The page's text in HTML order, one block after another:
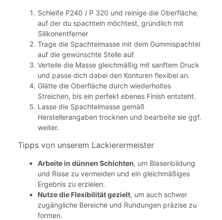
Schleife P240 / P 320 und reinige die Oberfläche,
auf der du spachteln möchtest, gründlich mit
Silikonentferner
Trage die Spachtelmasse mit dem Gummispachtel
auf die gewünschte Stelle auf.
Verteile die Masse gleichmäßig mit sanftem Druck
und passe dich dabei den Konturen flexibel an.
Glätte die Oberfläche durch wiederholtes
Streichen, bis ein perfekt ebenes Finish entsteht.
Lasse die Spachtelmasse gemäß
Herstellerangaben trocknen und bearbeite sie ggf.
weiter.
Tipps von unserem Lackierermeister
Arbeite in dünnen Schichten, um Blasenbildung
und Risse zu vermeiden und ein gleichmäßiges
Ergebnis zu erzielen.
Nutze die Flexibilität gezielt, um auch schwer
zugängliche Bereiche und Rundungen präzise zu
formen.